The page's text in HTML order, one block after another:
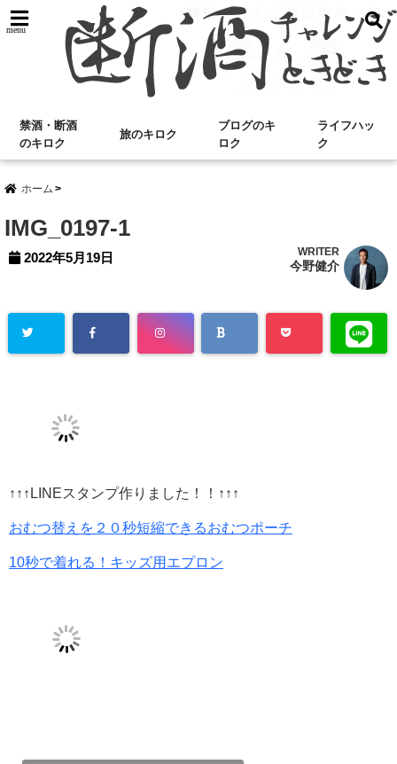
menu
禁酒・断酒
のキロク
旅のキロク
ブログのキ
ロク
ライフハッ
ク
ホーム
IMG_0197-1
2022年5月19日 WRITER
今野健介
↑↑↑LINEスタンプ作りました！！↑↑↑
おむつ替えを２０秒短縮できるおむつポーチ
10秒で着れる！キッズ用エプロン